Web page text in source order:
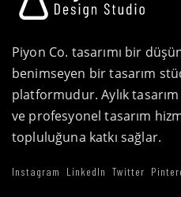
Piyon Co. tasarımı bir
benimseyen bir tasarım
platformudur. Aylık
ve profesyonel tasarım
topluluğuna katkı sağlar.
Instagram LinkedIn Twitter